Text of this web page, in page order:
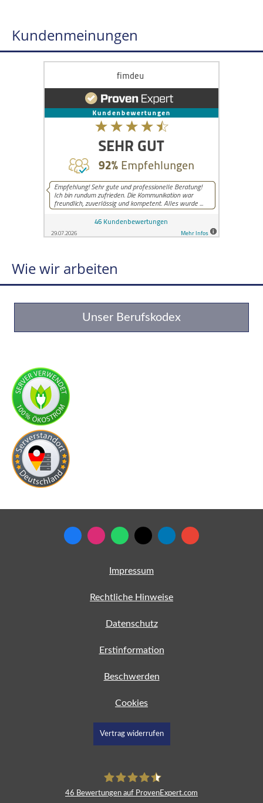
Kundenmeinungen
Wie wir arbeiten
Unser Berufskodex
Impressum
Rechtliche Hinweise
Datenschutz
Erstinformation
Beschwerden
Cookies
Vertrag widerrufen
46 Bewertungen auf ProvenExpert.com